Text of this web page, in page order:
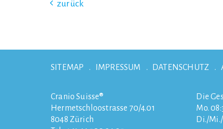
zurück
SITEMAP IMPRESSUM DATENSCHUTZ
Cranio Suisse®
Hermetschloostrasse 70/4.01
8048 Zürich
Die
Mo.
Di./